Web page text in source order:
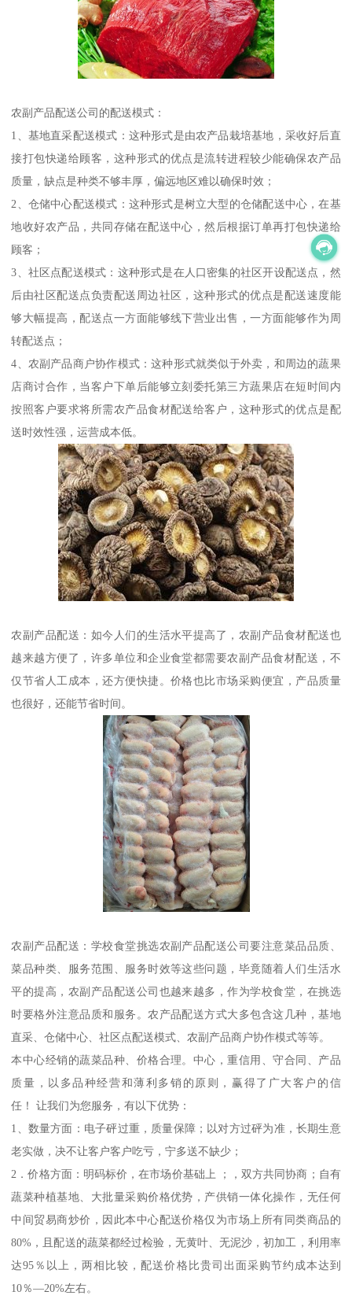
农副产品配送公司的配送模式：
1、基地直采配送模式：这种形式是由农产品栽培基地，采收好后直
接打包快递给顾客，这种形式的优点是流转进程较少能确保农产品
质量，缺点是种类不够丰厚，偏远地区难以确保时效；
2、仓储中心配送模式：这种形式是树立大型的仓储配送中心，在基
地收好农产品，共同存储在配送中心，然后根据订单再打包快递给
顾客；
3、社区点配送模式：这种形式是在人口密集的社区开设配送点，然
后由社区配送点负责配送周边社区，这种形式的优点是配送速度能
够大幅提高，配送点一方面能够线下营业出售，一方面能够作为周
转配送点；
4、农副产品商户协作模式：这种形式就类似于外卖，和周边的蔬果
店商讨合作，当客户下单后能够立刻委托第三方蔬果店在短时间内
按照客户要求将所需农产品食材配送给客户，这种形式的优点是配
送时效性强，运营成本低。
农副产品配送：如今人们的生活水平提高了，农副产品食材配送也
越来越方便了，许多单位和企业食堂都需要农副产品食材配送，不
仅节省人工成本，还方便快捷。价格也比市场采购便宜，产品质量
也很好，还能节省时间。
农副产品配送：学校食堂挑选农副产品配送公司要注意菜品品质、
菜品种类、服务范围、服务时效等这些问题，毕竟随着人们生活水
平的提高，农副产品配送公司也越来越多，作为学校食堂，在挑选
时要格外注意品质和服务。农产品配送方式大多包含这几种，基地
直采、仓储中心、社区点配送模式、农副产品商户协作模式等等。
本中心经销的蔬菜品种、价格合理。中心，重信用、守合同、产品
质量，以多品种经营和薄利多销的原则，赢得了广大客户的信
任！ 让我们为您服务，有以下优势：
1、数量方面：电子砰过重，质量保障；以对方过砰为准，长期生意
老实做，决不让客户客户吃亏，宁多送不缺少；
2．价格方面：明码标价，在市场价基础上 ；，双方共同协商；自有
蔬菜种植基地、大批量采购价格优势，产供销一体化操作，无任何
中间贸易商炒价，因此本中心配送价格仅为市场上所有同类商品的
80%，且配送的蔬菜都经过检验，无黄叶、无泥沙，初加工，利用率
达95％以上，两相比较，配送价格比贵司出面采购节约成本达到
10％—20%左右。